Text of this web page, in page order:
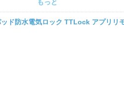
もっと
ド防水電気ロック TTLock アプリリ